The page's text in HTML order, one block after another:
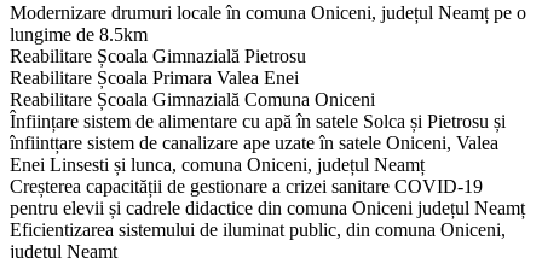
Modernizare drumuri locale în comuna Oniceni, județul Neamț pe o
lungime de 8.5km
Reabilitare Școala Gimnazială Pietrosu
Reabilitare Școala Primara Valea Enei
Reabilitare Școala Gimnazială Comuna Oniceni
Înființare sistem de alimentare cu apă în satele Solca și Pietrosu și
înfiintțare sistem de canalizare ape uzate în satele Oniceni, Valea
Enei Linsesti și lunca, comuna Oniceni, județul Neamț
Creșterea capacității de gestionare a crizei sanitare COVID-19
pentru elevii și cadrele didactice din comuna Oniceni județul Neamț
Eficientizarea sistemului de iluminat public, din comuna Oniceni,
județul Neamț